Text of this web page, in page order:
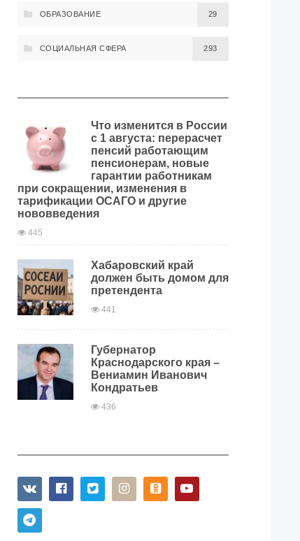
ОБРАЗОВАНИЕ 29
СОЦИАЛЬНАЯ СФЕРА 293
Что изменится в России
с 1 августа: перерасчет
пенсий работающим
пенсионерам, новые
гарантии работникам
при сокращении, изменения в
тарификации ОСАГО и другие
нововведения
445
Хабаровский край
должен быть домом для
претендента
441
Губернатор
Краснодарского края –
Вениамин Иванович
Кондратьев
436